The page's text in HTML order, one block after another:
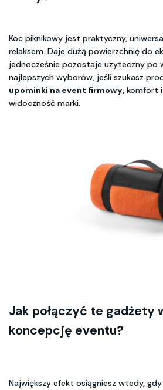
Koc piknikowy jest praktyczny,
relaksem. Daje dużą powierzchnię do
jednocześnie pozostaje użyteczny po
najlepszych wyborów, jeśli szukasz
upominki na event firmowy, komfort i
widoczność marki.
Jak połączyć te gadżety
koncepcję eventu?
Największy efekt osiągniesz wtedy,